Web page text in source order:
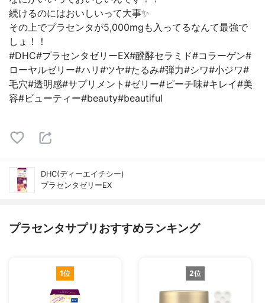
続けるのにはおいしいって大事✨
その上でプラセンタが5,000mgも入ってるなんて最強で
しょ！！
#DHC#プラセンタゼリーEX#醗酵セラミド#コラーゲン#
ローヤルゼリー#ハリ#ツヤ#たるみ#弾力#シワ#小ジワ#
毛穴#透明感#サプリメント#ゼリー#ピーチ味#キレイ#美
容#ビューティー#beauty#beautiful
DHC(ディーエイチシー)
プラセンタゼリーEX
プラセンタサプリおすすめランキング
1位 2位